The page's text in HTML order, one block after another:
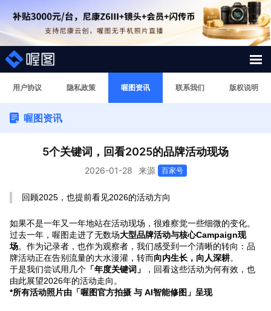
解决方案
照片案例
短视频直播案例
喔图Skill
影像人才
专题微站
用户协议 隐私政策 喔图资讯 联系我们 版权说明
喔图资讯
5个关键词，回看2025的品牌活动现场
2026-01-28 来源 百家号
回顾2025，也提前看见2026的活动方向
如果不是一年又一年地站在活动现场，很难察觉一些细微的变化。
过去一年，喔图走进了无数场大型品牌活动与核心Campaign现
场。作为记录者，也作为观察者，我们感受到一个清晰的转向：品
牌活动正在告别流量的大水漫灌，转而向内生长，向人深耕。
于是我们尝试用几个 「年度关键词」
，回看这些活动为何有效，也
由此展望2026年的活动走向。
*所有活动照片由「喔图官方拍摄 与 AI智能修图」呈现